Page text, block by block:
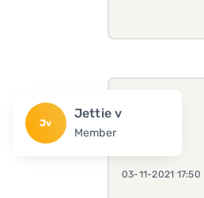
Jv
Jettie v
Member
03-11-2021 17:50